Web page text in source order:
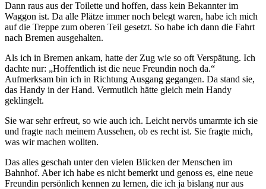
Dann raus aus der Toilette und hoffen, dass kein Bekannter im
Waggon ist. Da alle Plätze immer noch belegt waren, habe ich mich
auf die Treppe zum oberen Teil gesetzt. So habe ich dann die Fahrt
nach Bremen ausgehalten.
Als ich in Bremen ankam, hatte der Zug wie so oft Verspätung. Ich
dachte nur: „Hoffentlich ist die neue Freundin noch da.“
Aufmerksam bin ich in Richtung Ausgang gegangen. Da stand sie,
das Handy in der Hand. Vermutlich hätte gleich mein Handy
geklingelt.
Sie war sehr erfreut, so wie auch ich. Leicht nervös umarmte ich sie
und fragte nach meinem Aussehen, ob es recht ist. Sie fragte mich,
was wir machen wollten.
Das alles geschah unter den vielen Blicken der Menschen im
Bahnhof. Aber ich habe es nicht bemerkt und genoss es, eine neue
Freundin persönlich kennen zu lernen, die ich ja bislang nur aus